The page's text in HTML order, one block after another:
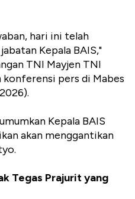
hari ini telah
Kepala BAIS,"
TNI Mayjen TNI
konferensi pers di Mabes
Kepala BAIS
akan menggantikan
Tegas Prajurit yang